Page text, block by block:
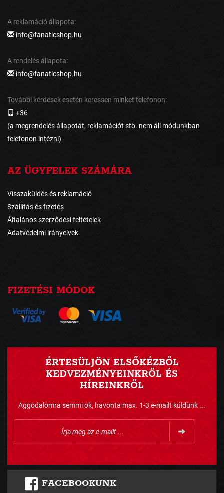
A reklamáció állapota:
info@fanaticshop.hu
A rendelés állapota:
info@fanaticshop.hu
További kérdések esetén keressen minket telefonon:
+36
(a megrendelés állapotát, reklamációt stb. nem áll módunkban
telefonon intézni)
AZ ÜGYFELEK SZÁMÁRA
Visszaküldés és reklamáció
Szállítás és fizetés
Általános szerződési feltételek
Adatvédelmi irányelvek
FIZETÉSI MÓDOK
ÉRTESÜLJÖN ELSŐKÉZBŐL
KEDVEZMÉNYEINKRŐL ÉS
HÍREINKRŐL
Aggodalomra semmi ok, havonta max. 1-3 e-mailt küldünk ...
FACEBOOKUNK